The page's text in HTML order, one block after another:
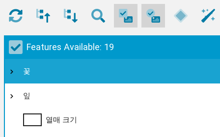
Features Available: 19
꽃
잎
열매 크기